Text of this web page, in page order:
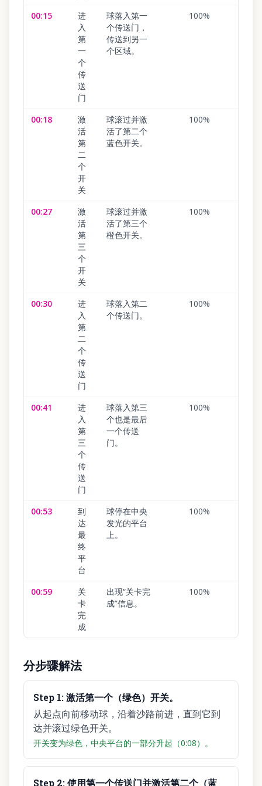
00:15
进
入
第
一
个
传
送
门
球落入第一
个传送门，
传送到另一
个区域。
100%
00:18
激
活
第
二
个
开
关
球滚过并激
活了第二个
蓝色开关。
100%
00:27
激
活
第
三
个
开
关
球滚过并激
活了第三个
橙色开关。
100%
00:30
进
入
第
二
个
传
送
门
球落入第二
个传送门。
100%
00:41
进
入
第
三
个
传
送
门
球落入第三
个也是最后
一个传送
门。
100%
00:53
到
达
最
终
平
台
球停在中央
发光的平台
上。
100%
00:59
关
卡
完
成
出现“关卡完
成”信息。
100%
分步骤解法
Step 1:激活第一个（绿色）开关。
从起点向前移动球，沿着沙路前进，直到它到
达并滚过绿色开关。
开关变为绿色，中央平台的一部分升起（0:08）。
Step 2:使用第一个传送门并激活第二个（蓝